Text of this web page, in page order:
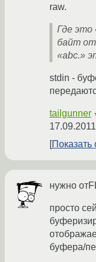
raw.
Где это
байт
«abc.»
stdin -
tailgunner
Показать
нужно
просто
буфера/